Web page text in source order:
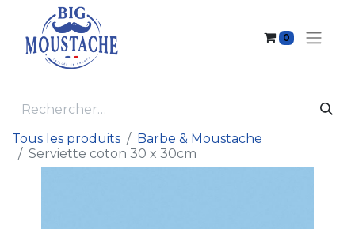
0
Tous les produits
Barbe & Moustache
Serviette coton 30 x 30cm